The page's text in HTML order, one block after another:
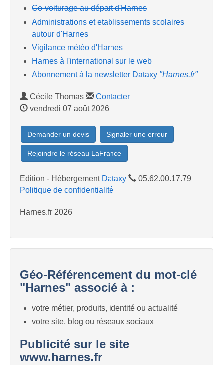
Co-voiturage au départ d'Harnes
Administrations et etablissements scolaires
autour d'Harnes
Vigilance météo d'Harnes
Harnes à l'international sur le web
Abonnement à la newsletter Dataxy "Harnes.fr"
Cécile Thomas
Contacter
vendredi 07 août 2026
Demander un devis Signaler une erreur
Rejoindre le réseau LaFrance
Edition - Hébergement Dataxy
05.62.00.17.79
Politique de confidentialité
Harnes.fr 2026
Géo-Référencement du mot-clé
"Harnes" associé à :
votre métier, produits, identité ou actualité
votre site, blog ou réseaux sociaux
Publicité sur le site
www.harnes.fr